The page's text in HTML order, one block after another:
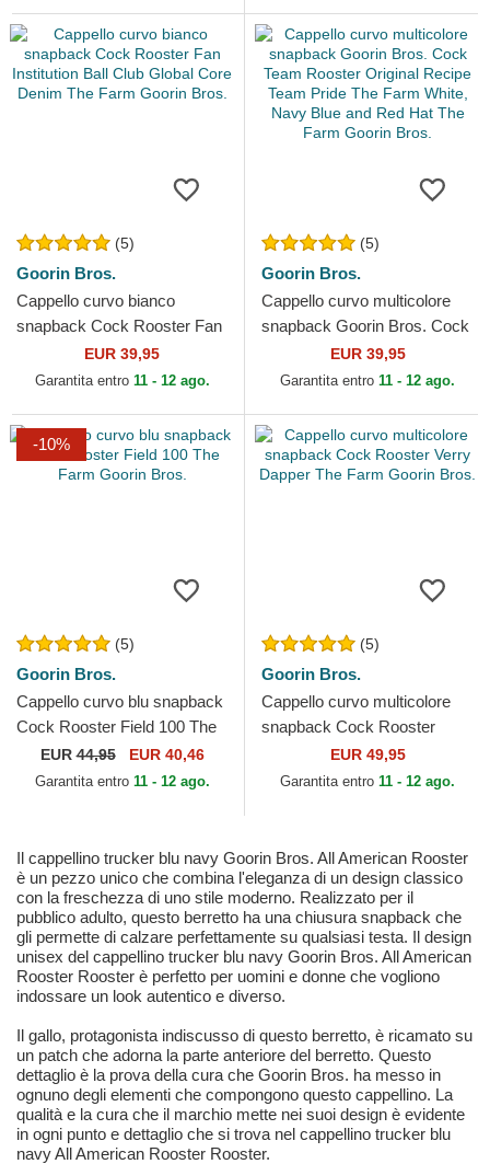
(5)
Goorin Bros.
Cappello curvo bianco
snapback Cock Rooster Fan
Institution Ball Club Global
Core Denim The Farm...
EUR 39,95
Garantita entro 11 - 12 ago.
(5)
Goorin Bros.
Cappello curvo multicolore
snapback Goorin Bros. Cock
Team Rooster Original
Recipe Team Pride The...
EUR 39,95
Garantita entro 11 - 12 ago.
-10%
(5)
Goorin Bros.
Cappello curvo blu snapback
Cock Rooster Field 100 The
Farm Goorin Bros.
EUR44,95 EUR 40,46
Garantita entro 11 - 12 ago.
(5)
Goorin Bros.
Cappello curvo multicolore
snapback Cock Rooster
Verry Dapper The Farm
Goorin Bros.
EUR 49,95
Garantita entro 11 - 12 ago.
Il cappellino trucker blu navy Goorin Bros. All American Rooster
è un pezzo unico che combina l'eleganza di un design classico
con la freschezza di uno stile moderno. Realizzato per il
pubblico adulto, questo berretto ha una chiusura snapback che
gli permette di calzare perfettamente su qualsiasi testa. Il design
unisex del cappellino trucker blu navy Goorin Bros. All American
Rooster Rooster è perfetto per uomini e donne che vogliono
indossare un look autentico e diverso.
Il gallo, protagonista indiscusso di questo berretto, è ricamato su
un patch che adorna la parte anteriore del berretto. Questo
dettaglio è la prova della cura che Goorin Bros. ha messo in
ognuno degli elementi che compongono questo cappellino. La
qualità e la cura che il marchio mette nei suoi design è evidente
in ogni punto e dettaglio che si trova nel cappellino trucker blu
navy All American Rooster Rooster.